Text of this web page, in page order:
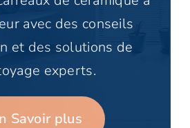
avec des conseils
et des solutions de
experts.
Savoir plus